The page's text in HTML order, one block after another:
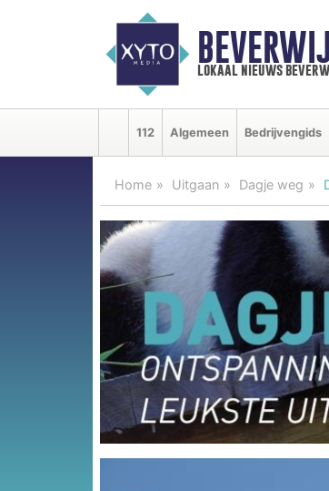
lokaal nieuws
112 Algemeen Bedrijvengids
Home Uitgaan Dagje weg